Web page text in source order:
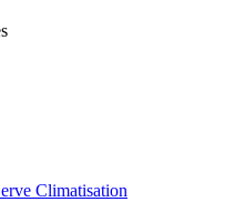
Climatisation